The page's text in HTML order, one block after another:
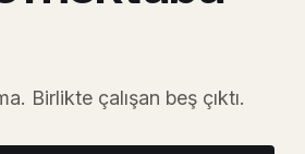
Birlikte çalışan beş çıktı.